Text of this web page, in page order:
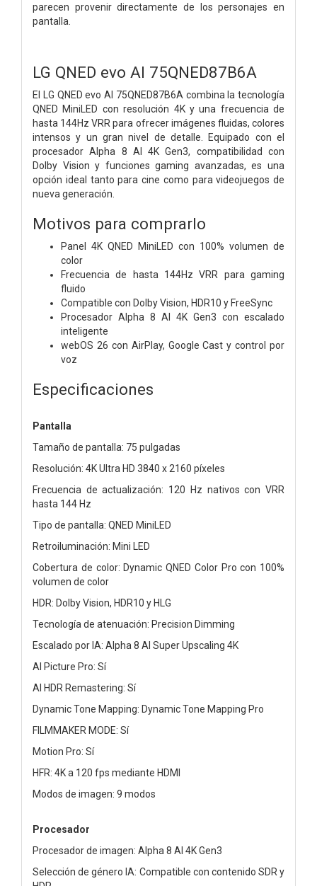
parecen provenir directamente de los personajes en
pantalla.
LG QNED evo AI 75QNED87B6A
El LG QNED evo AI 75QNED87B6A combina la tecnología
QNED MiniLED con resolución 4K y una frecuencia de
hasta 144Hz VRR para ofrecer imágenes fluidas, colores
intensos y un gran nivel de detalle. Equipado con el
procesador Alpha 8 AI 4K Gen3, compatibilidad con
Dolby Vision y funciones gaming avanzadas, es una
opción ideal tanto para cine como para videojuegos de
nueva generación.
Motivos para comprarlo
Panel 4K QNED MiniLED con 100% volumen de
color
Frecuencia de hasta 144Hz VRR para gaming
fluido
Compatible con Dolby Vision, HDR10 y FreeSync
Procesador Alpha 8 AI 4K Gen3 con escalado
inteligente
webOS 26 con AirPlay, Google Cast y control por
voz
Especificaciones
Pantalla
Tamaño de pantalla: 75 pulgadas
Resolución: 4K Ultra HD 3840 x 2160 píxeles
Frecuencia de actualización: 120 Hz nativos con VRR
hasta 144 Hz
Tipo de pantalla: QNED MiniLED
Retroiluminación: Mini LED
Cobertura de color: Dynamic QNED Color Pro con 100%
volumen de color
HDR: Dolby Vision, HDR10 y HLG
Tecnología de atenuación: Precision Dimming
Escalado por IA: Alpha 8 AI Super Upscaling 4K
AI Picture Pro: Sí
AI HDR Remastering: Sí
Dynamic Tone Mapping: Dynamic Tone Mapping Pro
FILMMAKER MODE: Sí
Motion Pro: Sí
HFR: 4K a 120 fps mediante HDMI
Modos de imagen: 9 modos
Procesador
Procesador de imagen: Alpha 8 AI 4K Gen3
Selección de género IA: Compatible con contenido SDR y